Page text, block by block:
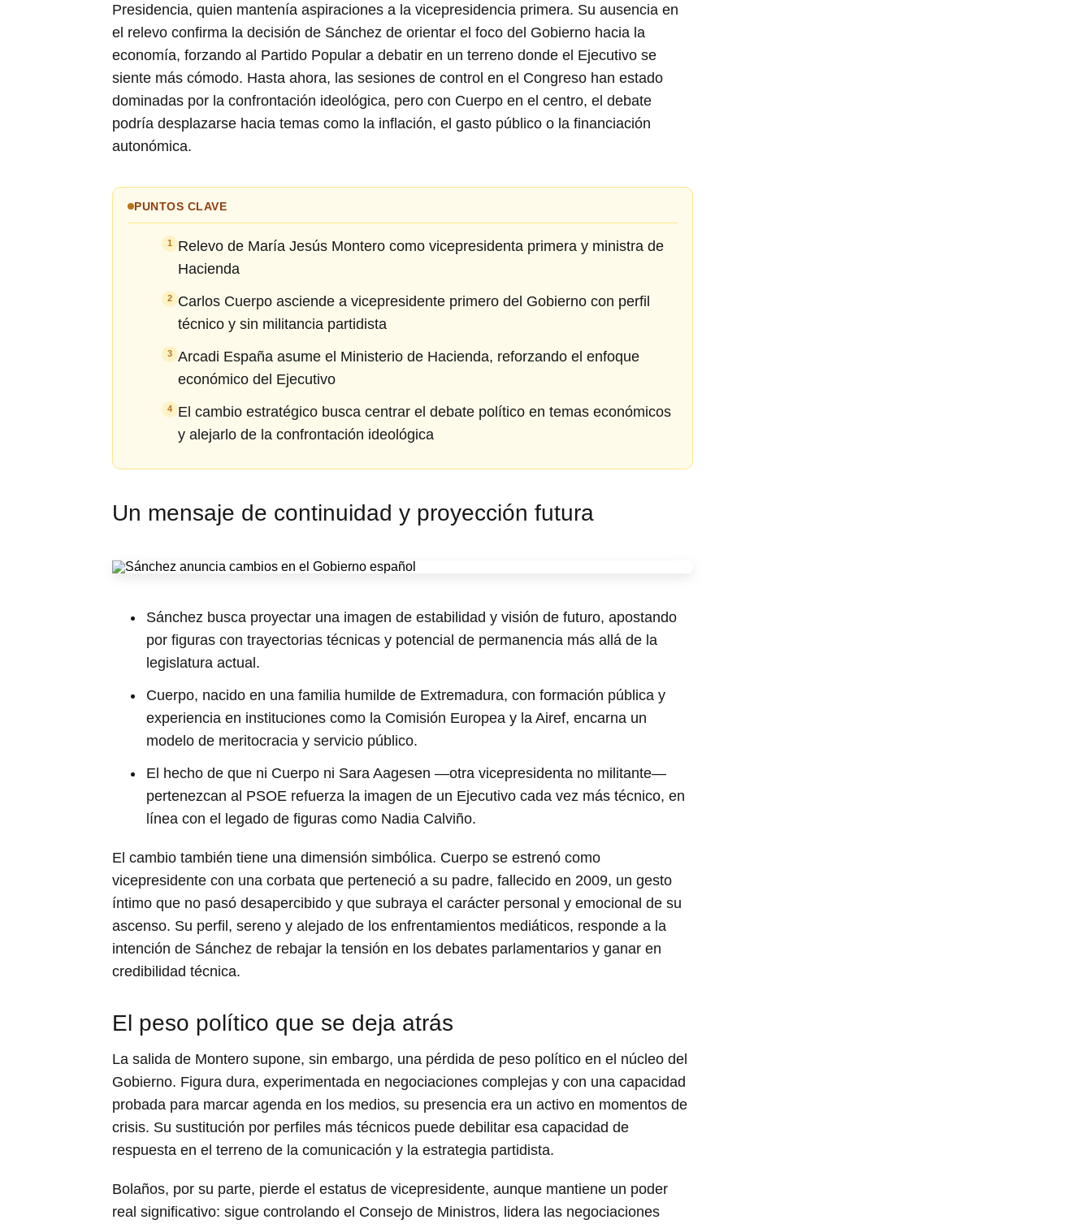
Presidencia, quien mantenía aspiraciones a la vicepresidencia primera. Su ausencia en
el relevo confirma la decisión de Sánchez de orientar el foco del Gobierno hacia la
economía, forzando al Partido Popular a debatir en un terreno donde el Ejecutivo se
siente más cómodo. Hasta ahora, las sesiones de control en el Congreso han estado
dominadas por la confrontación ideológica, pero con Cuerpo en el centro, el debate
podría desplazarse hacia temas como la inflación, el gasto público o la financiación
autonómica.
PUNTOS CLAVE
1
Relevo de María Jesús Montero como vicepresidenta primera y ministra de
Hacienda
2
Carlos Cuerpo asciende a vicepresidente primero del Gobierno con perfil
técnico y sin militancia partidista
3 Arcadi España asume el Ministerio de Hacienda, reforzando el enfoque
económico del Ejecutivo
4
El cambio estratégico busca centrar el debate político en temas económicos
y alejarlo de la confrontación ideológica
Un mensaje de continuidad y proyección futura
Sánchez busca proyectar una imagen de estabilidad y visión de futuro, apostando
por figuras con trayectorias técnicas y potencial de permanencia más allá de la
legislatura actual.
Cuerpo, nacido en una familia humilde de Extremadura, con formación pública y
experiencia en instituciones como la Comisión Europea y la Airef, encarna un
modelo de meritocracia y servicio público.
El hecho de que ni Cuerpo ni Sara Aagesen —otra vicepresidenta no militante—
pertenezcan al PSOE refuerza la imagen de un Ejecutivo cada vez más técnico, en
línea con el legado de figuras como Nadia Calviño.
El cambio también tiene una dimensión simbólica. Cuerpo se estrenó como
vicepresidente con una corbata que perteneció a su padre, fallecido en 2009, un gesto
íntimo que no pasó desapercibido y que subraya el carácter personal y emocional de su
ascenso. Su perfil, sereno y alejado de los enfrentamientos mediáticos, responde a la
intención de Sánchez de rebajar la tensión en los debates parlamentarios y ganar en
credibilidad técnica.
El peso político que se deja atrás
La salida de Montero supone, sin embargo, una pérdida de peso político en el núcleo del
Gobierno. Figura dura, experimentada en negociaciones complejas y con una capacidad
probada para marcar agenda en los medios, su presencia era un activo en momentos de
crisis. Su sustitución por perfiles más técnicos puede debilitar esa capacidad de
respuesta en el terreno de la comunicación y la estrategia partidista.
Bolaños, por su parte, pierde el estatus de vicepresidente, aunque mantiene un poder
real significativo: sigue controlando el Consejo de Ministros, lidera las negociaciones